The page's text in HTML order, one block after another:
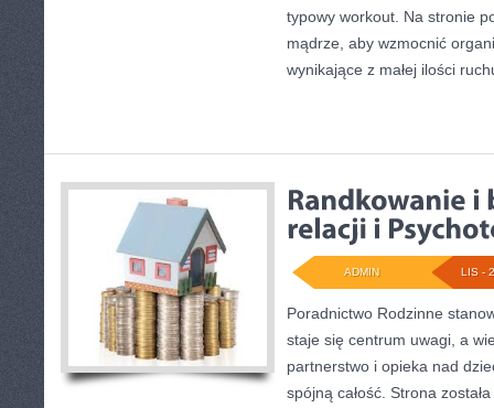
typowy workout. Na stronie
mądrze, aby wzmocnić
wynikające z małej ilości
LIS -
ADMIN
Poradnictwo Rodzinne
staje się centrum uwagi, a
partnerstwo i opieka nad
spójną całość. Strona